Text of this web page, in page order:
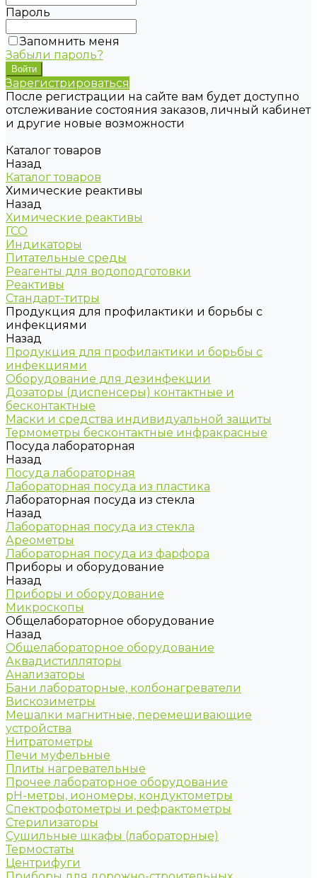
Пароль
Запомнить меня
Забыли пароль?
Зарегистрироваться
После регистрации на сайте вам будет доступно
отслеживание состояния заказов, личный кабинет
и другие новые возможности
Каталог товаров
Назад
Каталог товаров
Химические реактивы
Назад
Химические реактивы
ГСО
Индикаторы
Питательные среды
Реагенты для водоподготовки
Реактивы
Стандарт-титры
Продукция для профилактики и борьбы с
инфекциями
Назад
Продукция для профилактики и борьбы с
инфекциями
Оборудование для дезинфекции
Дозаторы (диспенсеры) контактные и
бесконтактные
Маски и средства индивидуальной защиты
Термометры бесконтактные инфракрасные
Посуда лабораторная
Назад
Посуда лабораторная
Лабораторная посуда из пластика
Лабораторная посуда из стекла
Назад
Лабораторная посуда из стекла
Ареометры
Лабораторная посуда из фарфора
Приборы и оборудование
Назад
Приборы и оборудование
Микроскопы
Общелабораторное оборудование
Назад
Общелабораторное оборудование
Аквадистилляторы
Анализаторы
Бани лабораторные, колбонагреватели
Вискозиметры
Мешалки магнитные, перемешивающие
устройства
Нитратометры
Печи муфельные
Плиты нагревательные
Прочее лабораторное оборудование
рН-метры, иономеры, кондуктометры
Спектрофотометры и рефрактометры
Стерилизаторы
Сушильные шкафы (лабораторные)
Термостаты
Центрифуги